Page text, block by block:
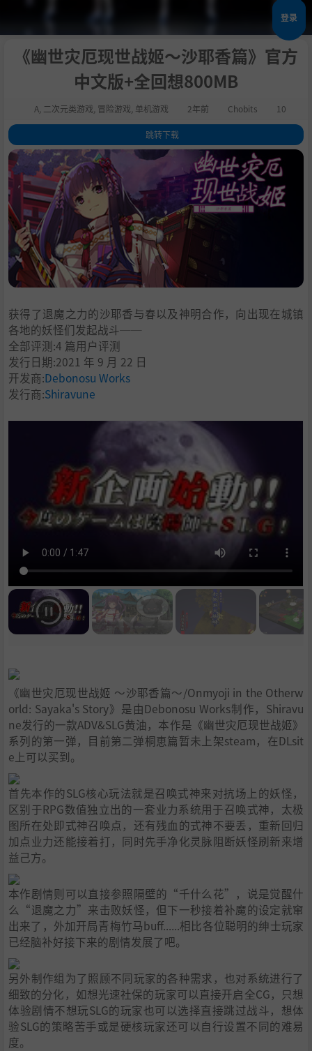
登录
《幽世灾厄现世战姬～沙耶香篇》官方
中文版+全回想800MB
A 二次元类游戏 冒险游戏 单机游戏 2年前 Chobits 10
跳转下载
1.系统需求
2.
支持作者
3 .学习版下载
获得了退魔之力的沙耶香与春以及神明合作，向出现在城镇
各地的妖怪们发起战斗──
全部评测:4 篇用户评测
发行日期:2021 年 9 月 22 日
开发商:Debonosu Works
发行商:Shiravune
《幽世灾厄现世战姬 ～沙耶香篇～/Onmyoji in the Otherw
orld: Sayaka's Story》是由Debonosu Works制作，Shiravu
ne发行的一款ADV&SLG黄油，本作是《幽世灾厄现世战姬》
系列的第一弹，目前第二弹桐恵篇暂未上架steam，在DLsit
e上可以买到。
首先本作的SLG核心玩法就是召唤式神来对抗场上的妖怪，
区别于RPG数值独立出的一套业力系统用于召唤式神，太极
图所在处即式神召唤点，还有残血的式神不要丢，重新回归
加点业力还能接着打，同时先手净化灵脉阻断妖怪刷新来增
益己方。
本作剧情则可以直接参照隔壁的“千什么花”，说是觉醒什
么“退魔之力”来击败妖怪，但下一秒接着补魔的设定就窜
出来了，外加开局青梅竹马buff......相比各位聪明的绅士玩家
已经脑补好接下来的剧情发展了吧。
另外制作组为了照顾不同玩家的各种需求，也对系统进行了
细致的分化，如想光速社保的玩家可以直接开启全CG，只想
体验剧情不想玩SLG的玩家也可以选择直接跳过战斗，想体
验SLG的策略苦手或是硬核玩家还可以自行设置不同的难易
度。